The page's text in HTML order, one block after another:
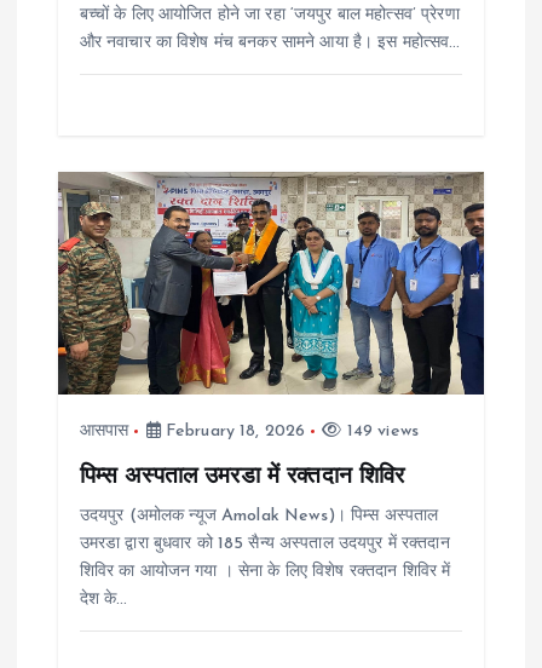
बच्चों के लिए आयोजित होने जा रहा ‘जयपुर बाल महोत्सव’ प्रेरणा
और नवाचार का विशेष मंच बनकर सामने आया है। इस महोत्सव…
आसपास February 18, 2026 149 views
पिम्स अस्पताल उमरडा में रक्तदान शिविर
उदयपुर (अमोलक न्यूज Amolak News)। पिम्स अस्पताल
उमरडा द्वारा बुधवार को 185 सैन्य अस्पताल उदयपुर में रक्तदान
शिविर का आयोजन गया । सेना के लिए विशेष रक्तदान शिविर में
देश के…